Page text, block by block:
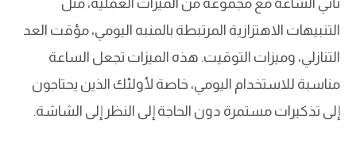
تأتي الساعة مع مجموعة من الميزات العملية، مثل
التنبيهات الاهتزازية المرتبطة بالمنبه اليومي، مؤقت العد
التنازلي، وميزات التوقيت. هذه الميزات تجعل الساعة
مناسبة للاستخدام اليومي، خاصة لأولئك الذين يحتاجون
إلى تذكيرات مستمرة دون الحاجة إلى النظر إلى الشاشة.